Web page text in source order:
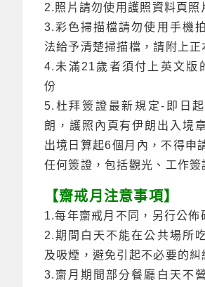
2.照片請勿使用護照資料頁照
3.彩色掃描檔請勿使用手機
法給予清楚掃描檔，請附上正
4.未滿21歲者須付上英文版
份
5.杜拜簽證最新規定-即日
朗，護照內頁有伊朗出入境
出境日算起6個月內，不得申
任何簽證，包括觀光、工作簽
【齋戒月注意事項】
1.每年齋戒月不同，另行公佈
2.期間白天不能在公共場所
及吸煙，避免引起不必要的糾
3.齋月期間部分餐廳白天不